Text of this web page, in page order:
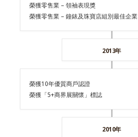
榮獲零售業 – 領袖表現獎
榮獲零售業 – 鐘錶及珠寶店組別最佳企業
2013年
榮獲10年優質商戶認證
榮獲「5+商界展關懷」標誌
2010年